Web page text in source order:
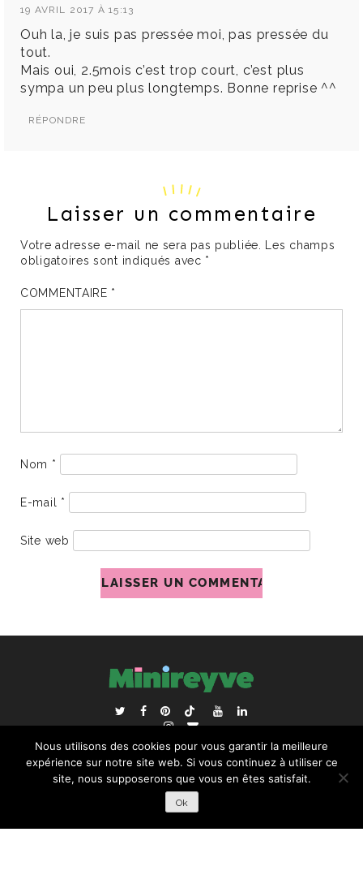
19 AVRIL 2017 À 15:13
Ouh la, je suis pas pressée moi, pas pressée du
tout.
Mais oui, 2.5mois c’est trop court, c’est plus
sympa un peu plus longtemps. Bonne reprise ^^
RÉPONDRE
Laisser un commentaire
Votre adresse e-mail ne sera pas publiée. Les champs
obligatoires sont indiqués avec *
COMMENTAIRE *
Nom *
E-mail *
Site web
ACCUEIL BLOGROLL
RECHERCHER :
Nous utilisons des cookies pour vous garantir la meilleure
expérience sur notre site web. Si vous continuez à utiliser ce
site, nous supposerons que vous en êtes satisfait.
Ok